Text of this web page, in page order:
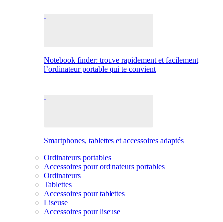
Notebook finder: trouve rapidement et facilement
l’ordinateur portable qui te convient
Smartphones, tablettes et accessoires adaptés
Ordinateurs portables
Accessoires pour ordinateurs portables
Ordinateurs
Tablettes
Accessoires pour tablettes
Liseuse
Accessoires pour liseuse